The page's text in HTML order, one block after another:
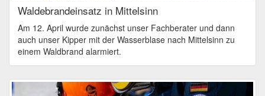
Waldebrandeinsatz in Mittelsinn
Am 12. April wurde zunächst unser Fachberater und dann
auch unser Kipper mit der Wasserblase nach Mittelsinn zu
einem Waldbrand alarmiert.